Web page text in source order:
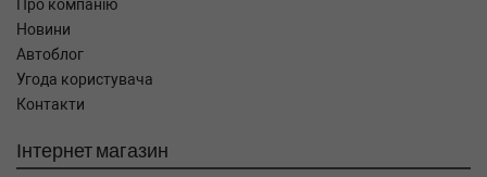
Про компанію
Новини
Автоблог
Угода користувача
Контакти
Інтернет магазин